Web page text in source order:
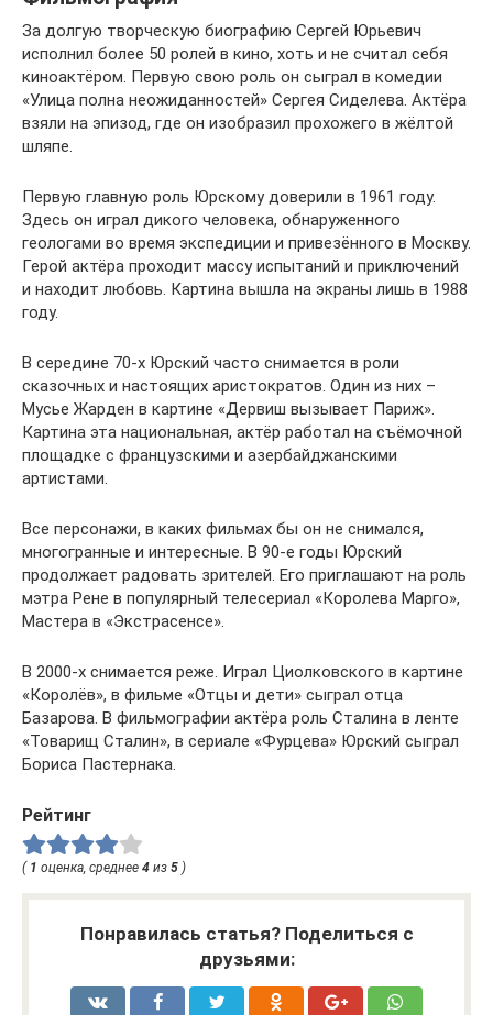
За долгую творческую биографию Сергей Юрьевич
исполнил более 50 ролей в кино, хоть и не считал себя
киноактёром. Первую свою роль он сыграл в комедии
«Улица полна неожиданностей» Сергея Сиделева. Актёра
взяли на эпизод, где он изобразил прохожего в жёлтой
шляпе.
Первую главную роль Юрскому доверили в 1961 году.
Здесь он играл дикого человека, обнаруженного
геологами во время экспедиции и привезённого в Москву.
Герой актёра проходит массу испытаний и приключений
и находит любовь. Картина вышла на экраны лишь в 1988
году.
В середине 70-х Юрский часто снимается в роли
сказочных и настоящих аристократов. Один из них –
Мусье Жарден в картине «Дервиш вызывает Париж».
Картина эта национальная, актёр работал на съёмочной
площадке с французскими и азербайджанскими
артистами.
Все персонажи, в каких фильмах бы он не снимался,
многогранные и интересные. В 90-е годы Юрский
продолжает радовать зрителей. Его приглашают на роль
мэтра Рене в популярный телесериал «Королева Марго»,
Мастера в «Экстрасенсе».
В 2000-х снимается реже. Играл Циолковского в картине
«Королёв», в фильме «Отцы и дети» сыграл отца
Базарова. В фильмографии актёра роль Сталина в ленте
«Товарищ Сталин», в сериале «Фурцева» Юрский сыграл
Бориса Пастернака.
Рейтинг
( 1 оценка, среднее 4 из 5 )
Понравилась статья? Поделиться с
друзьями: